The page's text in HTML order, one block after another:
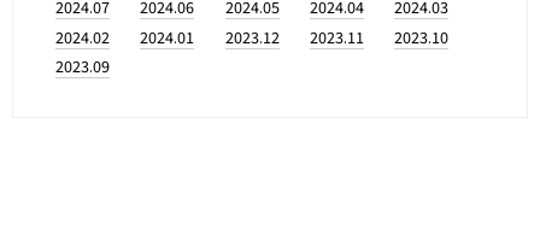
2024.07
2024.06 2024.05 2024.04
2024.03
2024.02
2024.01 2023.12 2023.11
2023.10
2023.09